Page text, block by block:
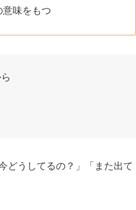
味をもつ
どうしてるの？」「また出て